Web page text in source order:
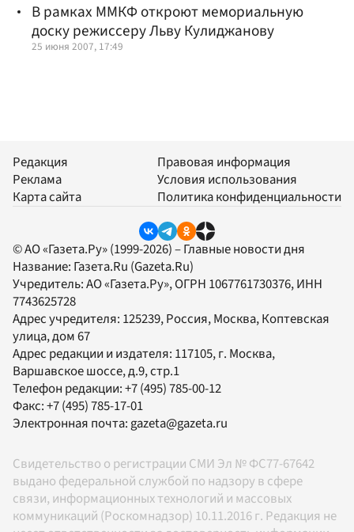
В рамках ММКФ откроют мемориальную
доску режиссеру Льву Кулиджанову
25 июня 2007, 17:49
Редакция
Реклама
Карта сайта
Правовая информация
Условия использования
Политика конфиденциальности
© АО «Газета.Ру» (1999-2026) – Главные новости дня
Название: Газета.Ru (Gazeta.Ru)
Учредитель:АО «Газета.Ру», ОГРН 1067761730376, ИНН
7743625728
Адрес учредителя: 125239, Россия, Москва, Коптевская
улица, дом 67
Адрес редакции и издателя: 117105, г. Москва,
Варшавское шоссе, д.9, стр.1
Телефон редакции:+7 (495) 785-00-12
Факс:+7 (495) 785-17-01
Электронная почта:gazeta@gazeta.ru
Свидетельство о регистрации СМИ Эл № ФС77-67642
выдано федеральной службой по надзору в сфере
связи, информационных технологий и массовых
коммуникаций (Роскомнадзор) 10.11.2016 г. Редакция не